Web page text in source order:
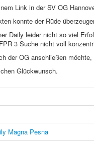
Link in der SV OG
konnte der Rüde
Daily leider nicht so viel
3 Suche nicht voll
der OG anschließen
Glückwunsch.
Magna Pesna